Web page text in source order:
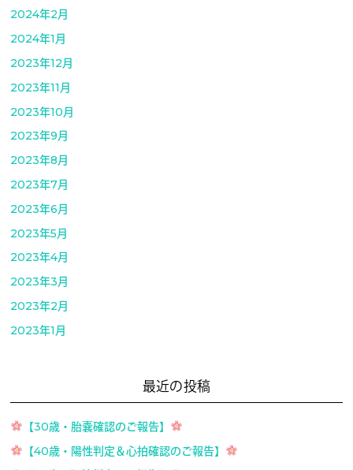
2024年2月
2024年1月
2023年12月
2023年11月
2023年10月
2023年9月
2023年8月
2023年7月
2023年6月
2023年5月
2023年4月
2023年3月
2023年2月
2023年1月
最近の投稿
【30歳・胎嚢確認のご報告】
【40歳・陽性判定＆心拍確認のご報告】